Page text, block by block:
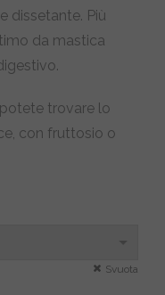
dissetante. Più
da mastica
trovare lo
con fruttosio o
Svuota